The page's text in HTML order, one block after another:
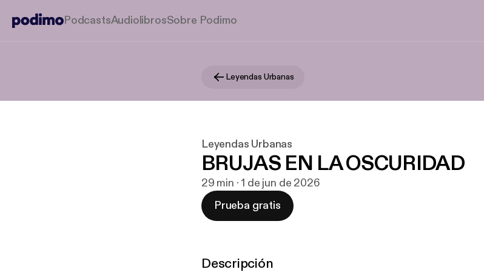
PodcastsAudiolibrosSobre Podimo
Leyendas Urbanas
Leyendas Urbanas
BRUJAS EN LA OSCURIDAD
29 min · 1 de jun de 2026
Prueba gratis
Descripción